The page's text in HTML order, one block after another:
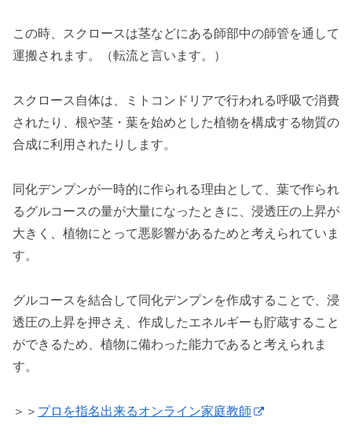
この時、スクロースは茎などにある師部中の師管を通して
運搬されます。（転流と言います。）
スクロース自体は、ミトコンドリアで行われる呼吸で消費
されたり、根や茎・葉を始めとした植物を構成する物質の
合成に利用されたりします。
同化デンプンが一時的に作られる理由として、葉で作られ
るグルコースの量が大量になったときに、浸透圧の上昇が
大きく、植物にとって悪影響があるためと考えられていま
す。
グルコースを結合して同化デンプンを作成することで、浸
透圧の上昇を押さえ、作成したエネルギーも貯蔵すること
ができるため、植物に備わった能力であると考えられま
す。
＞＞ プロを指名出来るオンライン家庭教師